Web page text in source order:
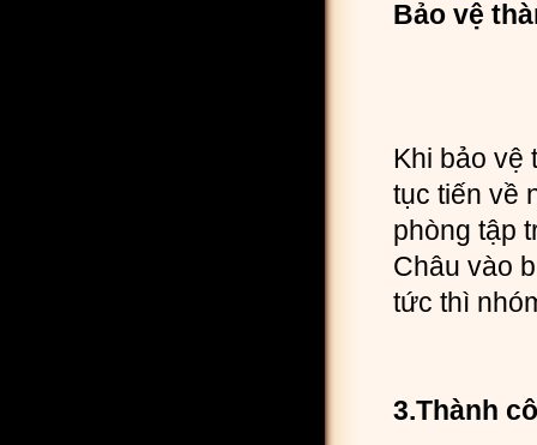
Bảo vệ
Khi bảo vệ
tục tiến về
phòng tập
Châu vào
tức thì
3.Thành